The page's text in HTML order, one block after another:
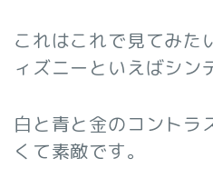
これはこれで見てみた
ィズニーといえばシン
白と青と金のコントラ
くて素敵です。